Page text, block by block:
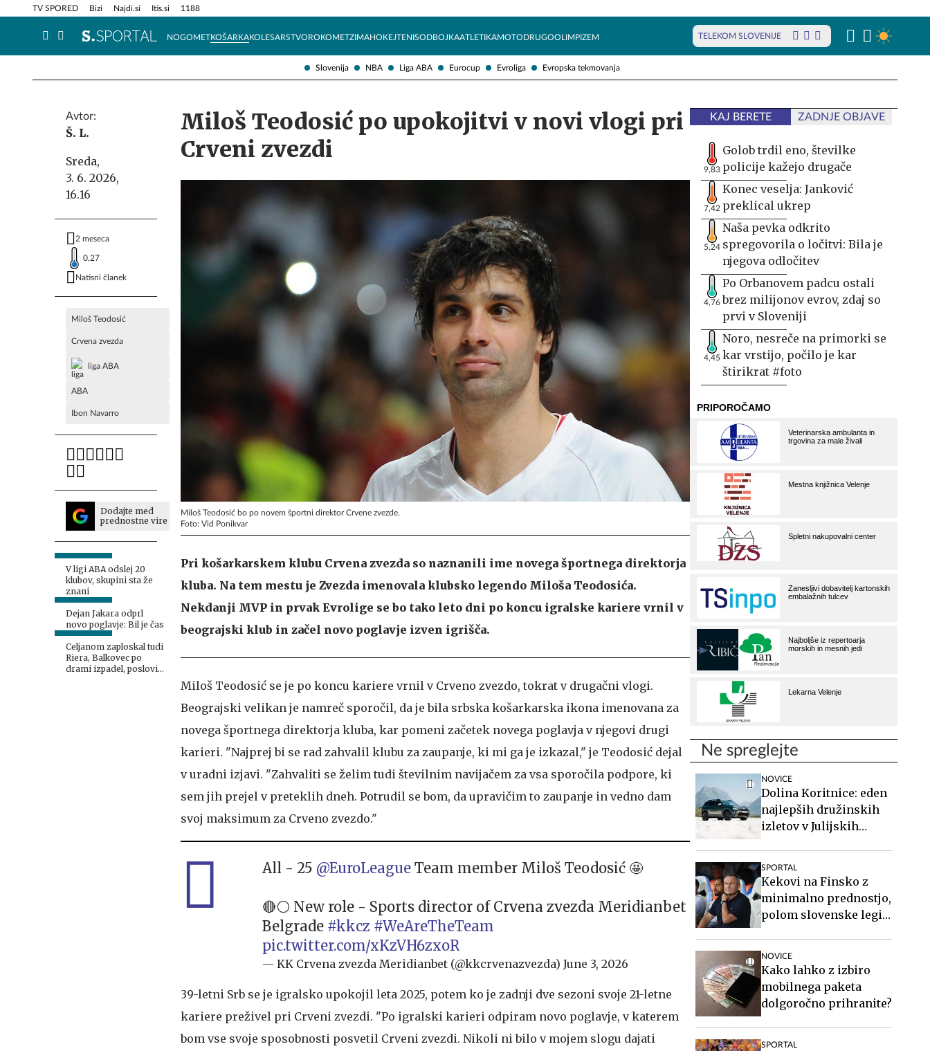
Slovenija NBA Liga ABA Eurocup Evroliga Evropska tekmovanja
TV SPORED Bizi Najdi.si Itis.si 1188
NOGOMETKOŠARKAKOLESARSTVOROKOMETZIMAHOKEJTENISODBOJKAATLETIKAMOTODRUGOOLIMPIZEM TELEKOM SLOVENIJE
Info in obvestila Tehnik
Avtor:
Š. L.
Sreda,
3. 6. 2026,
16.16
2 meseca
0,27
Natisni članek
Miloš Teodosić
Crvena zvezda
liga ABA
ABA
Ibon Navarro
Dodajte med
prednostne vire
V ligi ABA odslej 20
klubov, skupini sta že
znani
Dejan Jakara odprl
novo poglavje: Bil je čas
Celjanom zaploskal tudi
Riera, Balkovec po
drami izpadel, poslovil
Miloš Teodosić po upokojitvi v novi vlogi pri
Crveni zvezdi
Miloš Teodosić bo po novem športni direktor Crvene zvezde.
Foto: Vid Ponikvar
Pri košarkarskem klubu Crvena zvezda so naznanili ime novega športnega direktorja
kluba. Na tem mestu je Zvezda imenovala klubsko legendo Miloša Teodosića.
Nekdanji MVP in prvak Evrolige se bo tako leto dni po koncu igralske kariere vrnil v
beograjski klub in začel novo poglavje izven igrišča.
Miloš Teodosić se je po koncu kariere vrnil v Crveno zvezdo, tokrat v drugačni vlogi.
Beograjski velikan je namreč sporočil, da je bila srbska košarkarska ikona imenovana za
novega športnega direktorja kluba, kar pomeni začetek novega poglavja v njegovi drugi
karieri. "Najprej bi se rad zahvalil klubu za zaupanje, ki mi ga je izkazal," je Teodosić dejal
v uradni izjavi. "Zahvaliti se želim tudi številnim navijačem za vsa sporočila podpore, ki
sem jih prejel v preteklih dneh. Potrudil se bom, da upravičim to zaupanje in vedno dam
svoj maksimum za Crveno zvezdo."
All - 25 @EuroLeague Team member Miloš Teodosić 🤩
🔴⚪️ New role - Sports director of Crvena zvezda Meridianbet
Belgrade #kkcz #WeAreTheTeam
pic.twitter.com/xKzVH6zxoR
— KK Crvena zvezda Meridianbet (@kkcrvenazvezda) June 3, 2026
39-letni Srb se je igralsko upokojil leta 2025, potem ko je zadnji dve sezoni svoje 21-letne
kariere preživel pri Crveni zvezdi. "Po igralski karieri odpiram novo poglavje, v katerem
bom vse svoje sposobnosti posvetil Crveni zvezdi. Nikoli ni bilo v mojem slogu dajati
KAJ BERETE ZADNJE OBJAVE
9,83
Golob trdil eno, številke
policije kažejo drugače
7,42
Konec veselja: Janković
preklical ukrep
5,24
Naša pevka odkrito
spregovorila o ločitvi: Bila je
njegova odločitev
4,76
Po Orbanovem padcu ostali
brez milijonov evrov, zdaj so
prvi v Sloveniji
4,45
Noro, nesreče na primorki se
kar vrstijo, počilo je kar
štirikrat #foto
Ne spreglejte
NOVICE
Dolina Koritnice: eden
najlepših družinskih
izletov v Julijskih
SPORTAL
Kekovi na Finsko z
minimalno prednostjo,
polom slovenske legije
NOVICE
Kako lahko z izbiro
mobilnega paketa
dolgoročno prihranite?
SPORTAL